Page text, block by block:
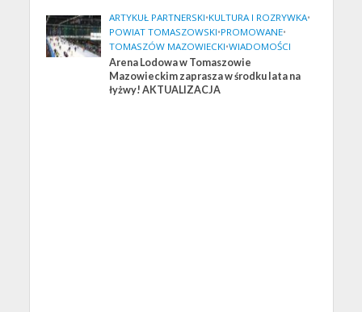
ARTYKUŁ PARTNERSKI•KULTURA I ROZRYWKA•
POWIAT TOMASZOWSKI•PROMOWANE•
TOMASZÓW MAZOWIECKI•WIADOMOŚCI
Arena Lodowa w Tomaszowie
Mazowieckim zaprasza w środku lata na
łyżwy! AKTUALIZACJA